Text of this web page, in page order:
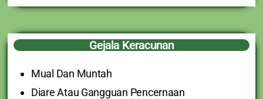
Gejala Keracunan
Mual Dan Muntah
Diare Atau Gangguan Pencernaan